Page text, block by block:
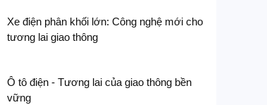
14,200,000
  
Xe điện phân khối lớn: Công nghệ mới cho
tương lai giao thông
Ô tô điện - Tương lai của giao thông bền
vững